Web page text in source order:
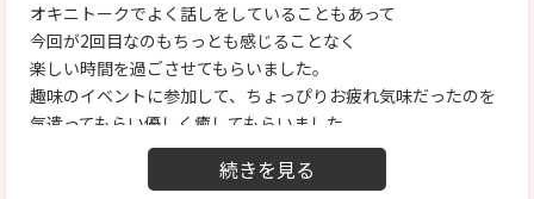
のもあり恐縮してしまいました。
先ずは一緒にシャワーを浴びて浴室でもエッチなプレイをして
もらいました。それからベッドべ移動して改めてプレイの再開
です。詳しくは書けませんがまさに王様気分を味わえる感じの
ご奉仕に興奮しっぱなしでした。自分のほうが暴発してしまい
そうなので攻守交代をお願いして責めさせていただきました。
先に言っておくとことりさんの受けのポテンシャルも最高で
オキニトークでよく話しをしていることもあって
今回が2回目なのもちっとも感じることなく
楽しい時間を過ごさせてもらいました。
趣味のイベントに参加して、ちょっぴりお疲れ気味だったのを
気遣ってもらい優しく癒してもらいました。
お風呂では、泡泡で優しくねっとり洗ってもらい
その段階で既にヤバい状況までもっていかれました。